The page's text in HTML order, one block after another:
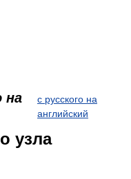
на
с русского на
английский
узла